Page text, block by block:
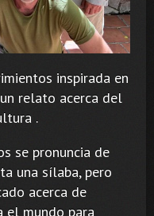
inspirada en
relato acerca del
.
se pronuncia de
una sílaba, pero
acerca de
el mundo para